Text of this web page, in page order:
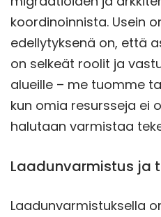
koordinoinnista. Usein
edellytyksenä on, että
on selkeät roolit ja
alueille – me tuomme
kun omia resursseja ei
halutaan varmistaa
Laadunvarmistus ja
Laadunvarmistuksella